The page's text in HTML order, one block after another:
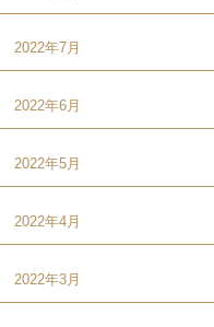
2022年7月
2022年6月
2022年5月
2022年4月
2022年3月